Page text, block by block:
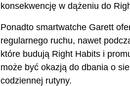
konsekwencję w dążeniu do
Ponadto smartwatche Garett
regularnego ruchu, nawet
które budują Right Habits i
może być okazją do dbania o
codziennej rutyny.